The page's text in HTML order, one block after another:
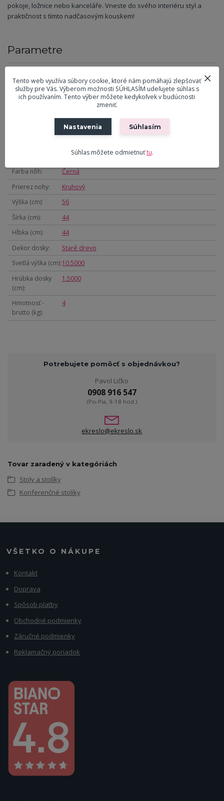
pokoje, ložnice nebo kanceláře. Vneste do svého interiéru styl a
praktičnost s tímto nadčasovým kouskem!
Parametre
skupina
Farba primárna
Přírodní
MDF
Kov
Farba nôh
Černá
Prierez nohy
Kruhový
Výška (cm)
56
Šírka (cm)
44
Hĺbka (cm)
44
Dekor dosky
Staré drevo
Svetlá výška (cm) 10.5000
Hrúbka dosky
(cm)
1.5000
Hmotnosť -
brutto (kg)
4
Potrebujete pomôcť s objednávkou?
Pavol Ličko
0908 916 547
(Po-Pia, 9-18 hod.)
ekreslo@ekreslo.sk
Tovar zaradený v kategóriách
Stoly a stolíky
Konferenčné stolíky
VŠETKO O NÁKUPE
Kontakt
Doprava
Spôsob platby
Obchodné podmienky
Záručné podmienky
Reklamačný poriadok
Tento web využíva súbory cookie, ktoré nám pomáhajú zlepšovať
služby pre Vás. Výberom možnosti SÚHLASÍM udeľujete súhlas s
ich používaním. Tento výber môžete kedykoľvek v budúcnosti
zmeniť.
Nastavenia Súhlasím
Súhlas môžete odmietnuťtu.